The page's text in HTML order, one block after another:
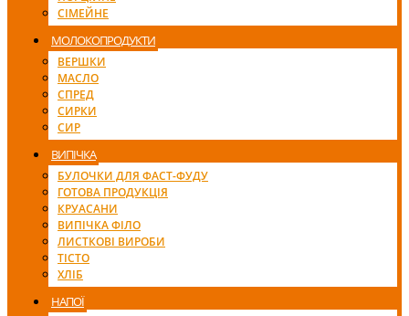
СІМЕЙНЕ
МОЛОКОПРОДУКТИ
ВЕРШКИ
МАСЛО
СПРЕД
СИРКИ
СИР
ВИПІЧКА
БУЛОЧКИ ДЛЯ ФАСТ-ФУДУ
ГОТОВА ПРОДУКЦІЯ
КРУАСАНИ
ВИПІЧКА ФІЛО
ЛИСТКОВІ ВИРОБИ
ТІСТО
ХЛІБ
НАПОЇ